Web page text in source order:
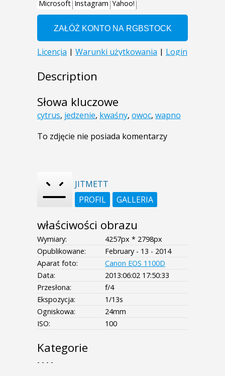
Description
Słowa kluczowe
cytrus, jedzenie, kwaśny, owoc, wapno
To zdjęcie nie posiada komentarzy
JITMETT
PROFIL
GALLERIA
właściwości obrazu
Wymiary:
4257px * 2798px
Opublikowane:
February - 13 - 2014
Aparat foto:
Canon EOS 1100D
Data:
2013:06:02 17:50:33
Przesłona:
f/4
Ekspozycja:
1/13s
Ogniskowa:
24mm
ISO:
100
Kategorie
- - - -